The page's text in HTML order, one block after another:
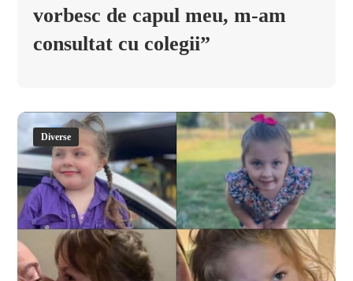
vorbesc de capul meu, m-am
consultat cu colegii”
Diverse